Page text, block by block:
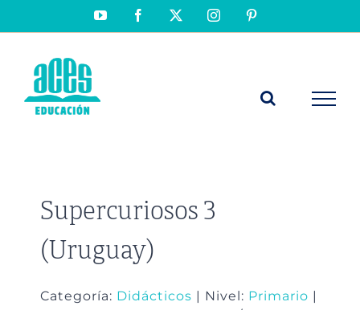
YouTubeFacebook Instagram
Supercuriosos 3
(Uruguay)
Categoría: Didácticos | Nivel: Primario